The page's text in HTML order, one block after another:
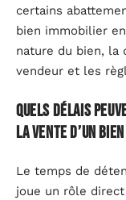
certains
bien immobilier
nature du bien, la
vendeur et les
Quels délais
la vente d’un bien
Le temps de
joue un rôle